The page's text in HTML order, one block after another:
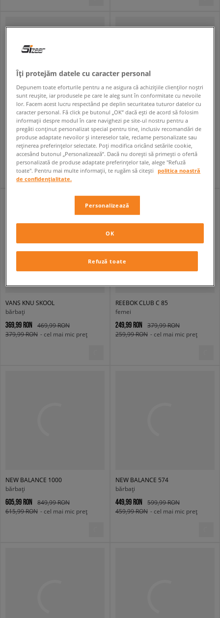
REEBOK CLASSIC LEATHER
bărbați
319,99 RON
399,99 RON
329,99 RON - cel mai mic preț
bărbați
299,99 RON
379,99 RON
319,99 RON - cel mai mic preț
VANS KNU SKOOL
bărbați
369,99 RON
469,99 RON
379,99 RON - cel mai mic preț
REEBOK CLUB C 85
femei
249,99 RON
379,99 RON
259,99 RON - cel mai mic preț
NEW BALANCE 1000
bărbați
605,99 RON
849,99 RON
615,99 RON - cel mai mic preț
NEW BALANCE 574
bărbați
449,99 RON
599,99 RON
459,99 RON - cel mai mic preț
Îți protejăm datele cu caracter personal
Depunem toate eforturile pentru a ne asigura că achizițiile clienților noștri
sunt reușite, iar produsele pe care le aleg sunt în conformitate cu nevoile
lor. Facem acest lucru respectând pe deplin securitatea tuturor datelor cu
caracter personal. Fă click pe butonul „OK” dacă ești de acord să folosim
informații despre modul în care navighezi pe site-ul nostru pentru a
pregăti conținut personalizat special pentru tine, inclusiv recomandări de
produse adaptate nevoilor și intereselor tale, reclame personalizate sau
reținerea preferințelor selectate. Poți modifica oricând setările cookie,
accesând butonul „Personalizează”. Dacă nu dorești să primești o ofertă
personalizată de produse adaptate preferințelor tale, alege "Refuză
toate". Pentru mai multe informații, te rugăm să citești
politica noastră
de confidențialitate.
Personalizează
Refuză toate
OK